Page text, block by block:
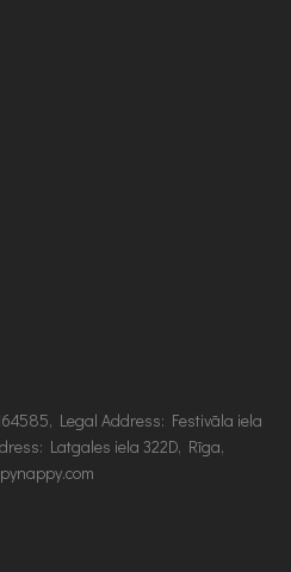
Legal Address: Festivāla iela
Latgales iela 322D, Rīga,